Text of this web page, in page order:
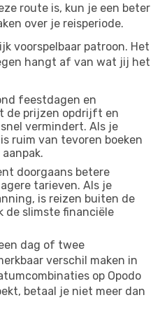
route is, kun je een beter
over je reisperiode.
voorspelbaar patroon. Het
hangt af van wat jij het
feestdagen en
de prijzen opdrijft en
vermindert. Als je
ruim van tevoren boeken
doorgaans betere
tarieven. Als je
is reizen buiten de
de slimste financiële
dag of twee
verschil maken in
op Opodo
betaal je niet meer dan